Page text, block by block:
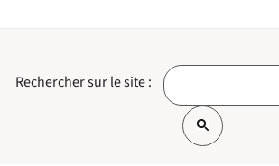
Rechercher sur le site :